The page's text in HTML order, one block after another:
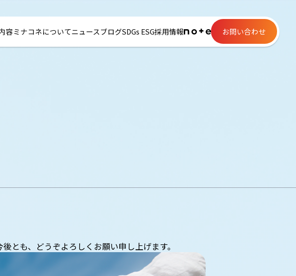
容ミナコネについてニュースブログSDGs ESG採用情報 お問い合わせ
とも、どうぞよろしくお願い申し上げます。